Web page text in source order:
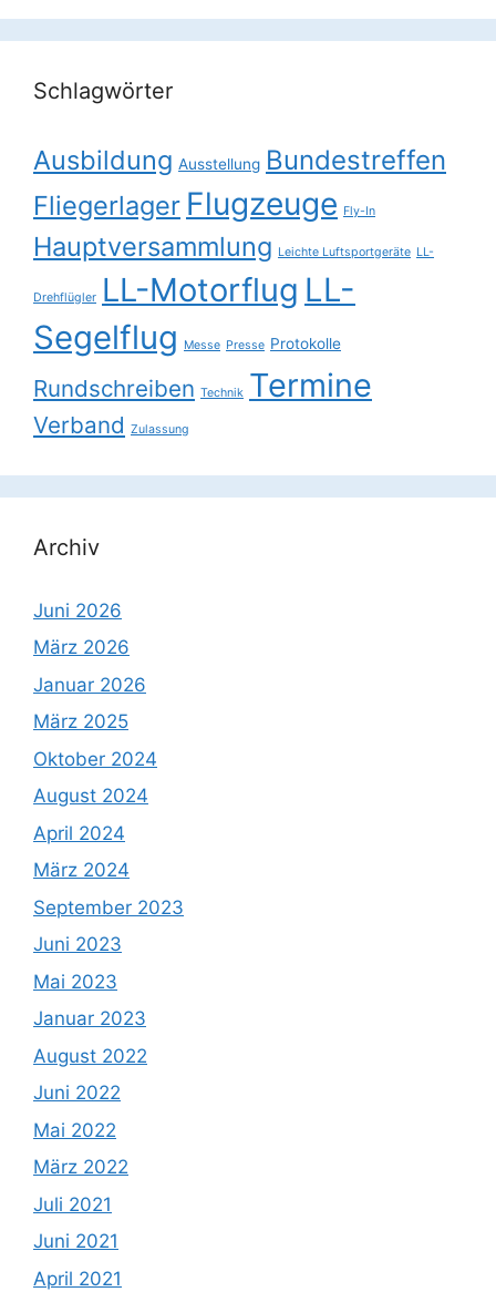
Schlagwörter
Ausbildung Ausstellung Bundestreffen
Fliegerlager Flugzeuge Fly-In
Hauptversammlung Leichte Luftsportgeräte LL-
Drehflügler LL-Motorflug LL-
Segelflug
Messe Presse Protokolle
Rundschreiben Technik Termine
Verband Zulassung
Archiv
Juni 2026
März 2026
Januar 2026
März 2025
Oktober 2024
August 2024
April 2024
März 2024
September 2023
Juni 2023
Mai 2023
Januar 2023
August 2022
Juni 2022
Mai 2022
März 2022
Juli 2021
Juni 2021
April 2021